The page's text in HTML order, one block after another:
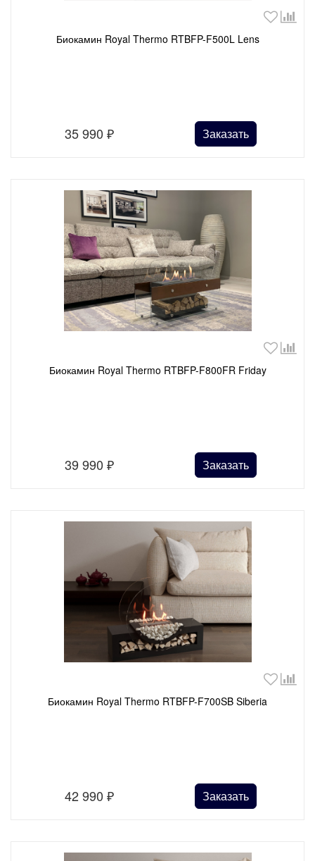
Биокамин Royal Thermo RTBFP-F500L Lens
35 990₽ Заказать
Биокамин Royal Thermo RTBFP-F800FR Friday
39 990₽ Заказать
Биокамин Royal Thermo RTBFP-F700SB Siberia
42 990₽ Заказать